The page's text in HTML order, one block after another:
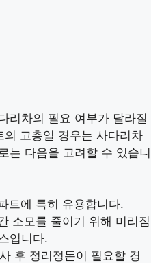
리차의 필요 여부가 달라질
고층일 경우는 사다리차
는 다음을 고려할 수 있습니
트에 특히 유용합니다.
소모를 줄이기 위해 미리짐
입니다.
후 정리정돈이 필요할 경